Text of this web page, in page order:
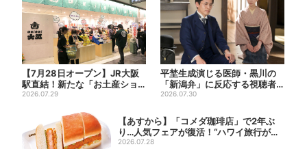
【7月28日オープン】JR大阪
駅直結！新たな「お土産ショ
ップ」、銘菓バラ売りで地...
2026.07.29
平埜生成演じる医師・黒川の
「新潟弁」に反応する視聴者
続出「グッときた」
2026.07.30
【あすから】「コメダ珈琲店」で2年ぶ
り…人気フェアが復活！“ハワイ旅行が当
たる”...
2026.07.28